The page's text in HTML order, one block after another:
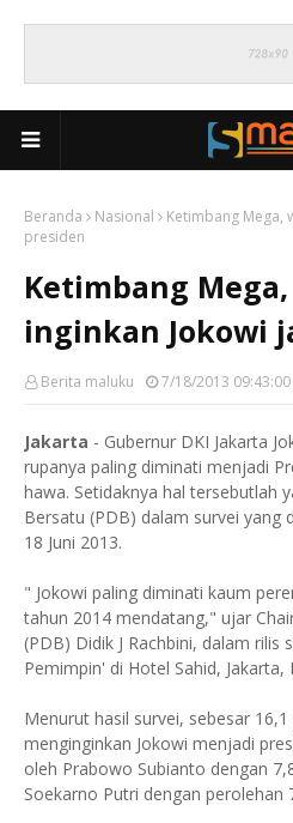
Beranda Nasional
Ketimbang Mega,
presiden
Ketimbang
inginkan Jokowi
Berita maluku 7/18/2013 09:43:00
Jakarta - Gubernur DKI Jakarta
rupanya paling diminati menjadi
hawa. Setidaknya hal tersebutlah
Bersatu (PDB) dalam survei yang
18 Juni 2013.
" Jokowi paling diminati kaum
tahun 2014 mendatang," ujar
(PDB) Didik J Rachbini, dalam rilis
Pemimpin' di Hotel Sahid, Jakarta,
Menurut hasil survei, sebesar
menginginkan Jokowi menjadi
oleh Prabowo Subianto dengan
Soekarno Putri dengan perolehan